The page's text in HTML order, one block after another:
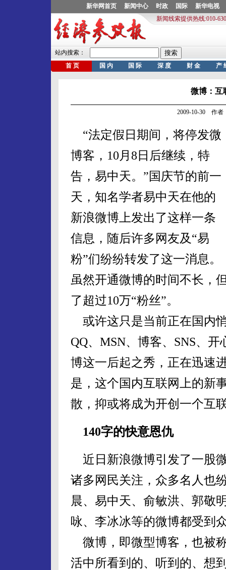
微博：互
2009-10-30 作者
“法定假日期间，将停发微
博客，10月8日后继续，特
告，易中天。”国庆节的前一
天，知名学者易中天在他的
新浪微博上发出了这样一条
信息，随后许多网友及“易
粉”们纷纷转发了这一消息。
虽然开通微博的时间不长，
了超过10万“粉丝”。
或许这只是当前正在国内
QQ、MSN、博客、SNS、
博这一后起之秀，正在迅速
是，这个国内互联网上的新
散，抑或将成为开创一个互
140字的快意恩仇
近日新浪微博引发了一股
诸多网民关注，众多名人也
晨、易中天、俞敏洪、郭敬
咏、李冰冰等的微博都受到
微博，即微型博客，也被
活中所看到的、听到的、想